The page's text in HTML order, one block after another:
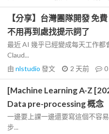
【分享】台灣團隊開發 免
不用再到處找提示詞了
最近 AI 幾乎已經變成每天工作都
Claud...
由 nlstudio 發文 2 天前 0
[Machine Learning A-Z
Data pre-processing 概念
一邊要上課一邊還要寫這個不容
步...